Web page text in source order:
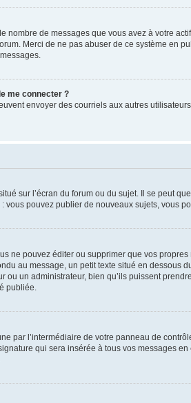
nombre de messages que vous avez à votre
Merci de ne pas abuser de ce système en
me connecter ?
envoyer des courriels aux autres
sur l’écran du forum ou du sujet. Il se peut
pouvez publier de nouveaux sujets, vous
ne pouvez éditer ou supprimer que vos
au message, un petit texte situé en dessous
ou un administrateur, bien qu’ils puissent
publiée.
par l’intermédiaire de votre panneau de
qui sera insérée à tous vos messages